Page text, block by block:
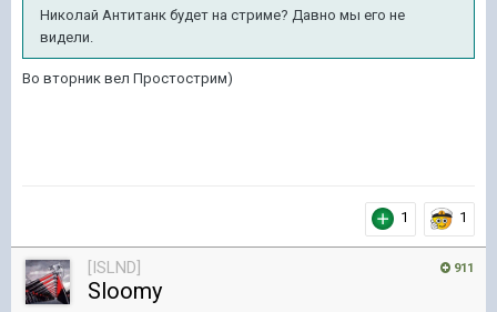
Николай Антитанк будет на стриме? Давно мы его не
видели.
Во вторник вел Простострим)
1 1
911
[ISLND]
Sloomy